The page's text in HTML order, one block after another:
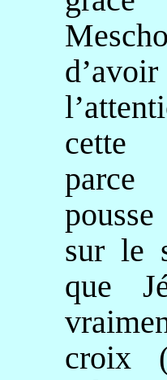
cette
sur le
que
croix